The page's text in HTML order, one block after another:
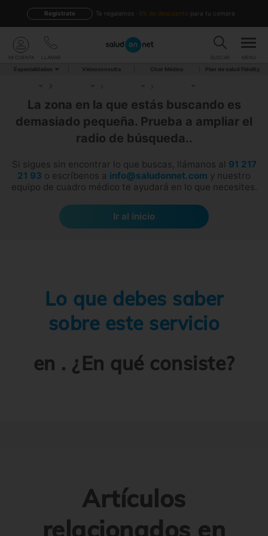
te regalamos -5% de descuento para tu compra
Regístrate
LLAMAR
MI CUENTA BUSCAR MENU
Especialidades Videoconsulta Chat Médico Plan de salud Fidelity
La zona en la que estás buscando es
demasiado pequeña. Prueba a ampliar el
radio de búsqueda..
Si sigues sin encontrar lo que buscas, llámanos al 91 217
21 93 o escríbenos a info@saludonnet.com y nuestro
equipo de cuadro médico te ayudará en lo que necesites.
Ir al inicio
Lo que debes saber
sobre este servicio
en . ¿En qué consiste?
Artículos
relacionados en